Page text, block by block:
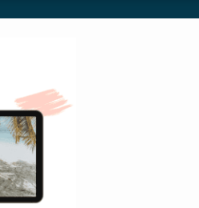
分かりやすく解説し、読者が副業投資